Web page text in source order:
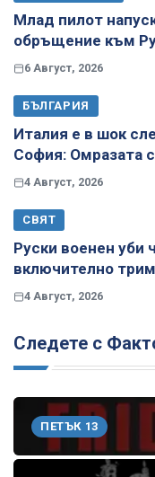
Млад пилот
обръщение към
6 Август, 2026
БЪЛГАРИЯ
Италия е в шок
София: Омразата
4 Август, 2026
СВЯТ
Руски военен
включително
4 Август, 2026
Следете с
ПЕТЪК 13